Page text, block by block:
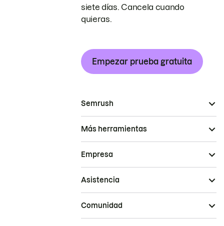
siete días. Cancela cuando
quieras.
Empezar prueba gratuita
Semrush
Más herramientas
Empresa
Asistencia
Comunidad